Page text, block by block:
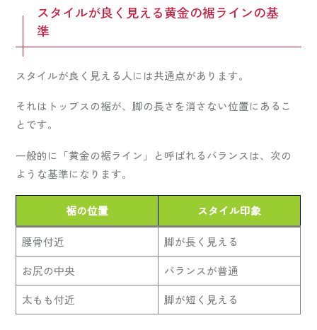
スタイルが良く見える黄金の裾ラインの基
準
スタイルが良く見える人には共通点があります。
それはトップスの裾が、脚の長さを消さない位置にあるこ
とです。
一般的に「黄金の裾ライン」と呼ばれるバランスは、次の
ような基準になります。
裾の位置 スタイル印象
腰骨付近
脚が長く見える
お尻の中央
バランスが普通
太もも付近
脚が短く見える